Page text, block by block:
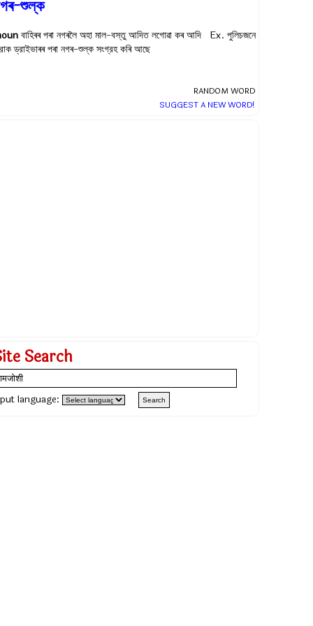
শুল্ক
বাহিৰৰ পৰা নগৰলৈ অহা মাল-বস্তু আদিত লগোৱা কৰ আদি Ex. পুলিচজনে
ড্রাইভাৰৰ পৰা নগৰ-শুল্ক সংগ্রহ কৰি আছে
RANDOM WORD
SUGGEST A NEW WORD!
Search
language: